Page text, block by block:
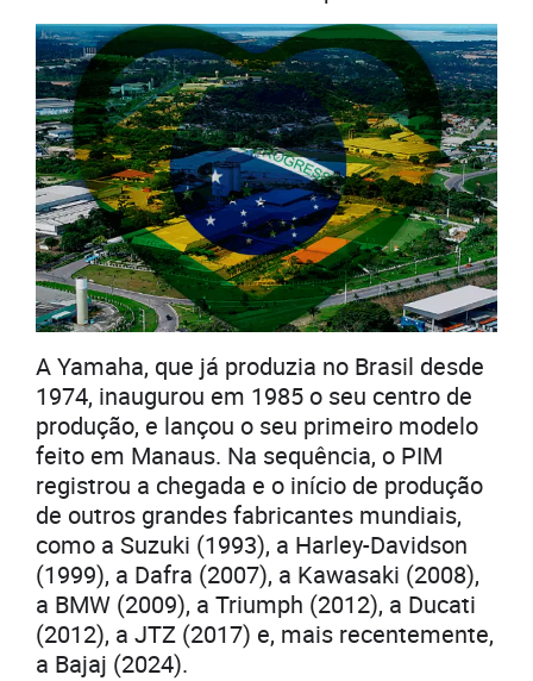
A Yamaha, que já produzia no Brasil desde
1974, inaugurou em 1985 o seu centro de
produção, e lançou o seu primeiro modelo
feito em Manaus. Na sequência, o PIM
registrou a chegada e o início de produção
de outros grandes fabricantes mundiais,
como a Suzuki (1993), a Harley-Davidson
(1999), a Dafra (2007), a Kawasaki (2008),
a BMW (2009), a Triumph (2012), a Ducati
(2012), a JTZ (2017) e, mais recentemente,
a Bajaj (2024).